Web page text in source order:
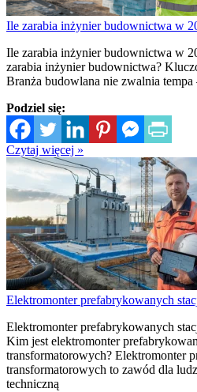
Ile zarabia inżynier budownictwa w
Ile zarabia inżynier budownictwa w
zarabia inżynier budownictwa?
Branża budowlana nie zwalnia tempa
Podziel się:
Czytaj więcej »
Elektromonter prefabrykowanych
Elektromonter prefabrykowanych
Kim jest elektromonter
transformatorowych? Elektromonter
transformatorowych to zawód dla
techniczną